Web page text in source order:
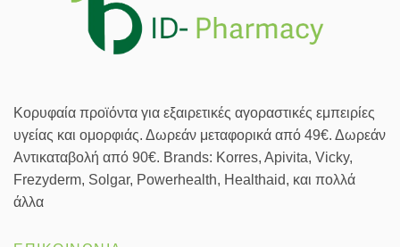
Κορυφαία προϊόντα για εξαιρετικές αγοραστικές εμπειρίες
υγείας και ομορφιάς. Δωρεάν μεταφορικά από 49€. Δωρεάν
Αντικαταβολή από 90€. Brands: Korres, Apivita, Vicky,
Frezyderm, Solgar, Powerhealth, Healthaid, και πολλά
άλλα